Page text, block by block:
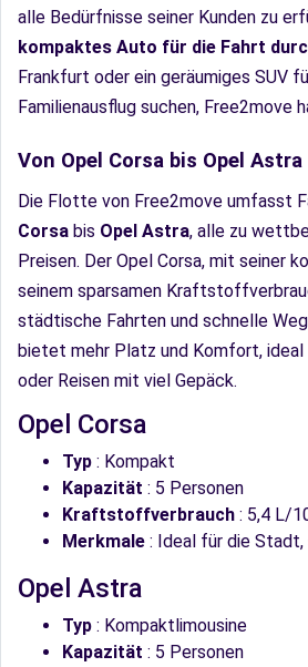
alle Bedürfnisse seiner Kunden zu
kompaktes Auto für die Fahrt
Frankfurt oder ein geräumiges SUV
Familienausflug suchen, Free2move
Von Opel Corsa bis Opel Astra
Die Flotte von Free2move umfasst
Corsa bis Opel Astra, alle zu
Preisen. Der Opel Corsa, mit seiner
seinem sparsamen
städtische Fahrten und schnelle
bietet mehr Platz und Komfort, ideal
oder Reisen mit viel Gepäck.
Opel Corsa
Typ : Kompakt
Kapazität : 5 Personen
Kraftstoffverbrauch : 5,4 L/
Merkmale : Ideal für die Stadt,
Opel Astra
Typ : Kompaktlimousine
Kapazität : 5 Personen